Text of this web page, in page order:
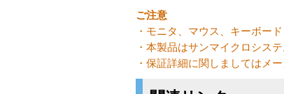
ご注意
・モニタ、マウス、キーボー
・本製品はサンマイクロシス
・保証詳細に関しましてはメ